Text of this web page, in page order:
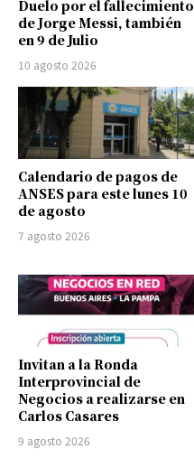
Duelo por el fallecimiento
de Jorge Messi, también
en 9 de Julio
10 agosto 2026
Calendario de pagos de
ANSES para este lunes 10
de agosto
7 agosto 2026
Invitan a la Ronda
Interprovincial de
Negocios a realizarse en
Carlos Casares
9 agosto 2026